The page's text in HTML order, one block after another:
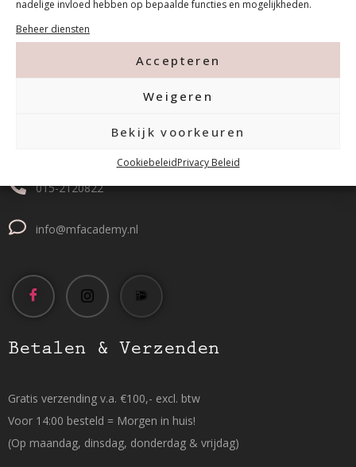
nadelige invloed hebben op bepaalde functies en mogelijkheden.
Beheer diensten
Accepteren
Weigeren
Bekijk voorkeuren
CookiebeleidPrivacy Beleid
015-2120822
info@mfacademy.nl
Betalen & Verzenden
Gratis verzending v.a. €100,- excl. btw
Voor 14:00 besteld = Morgen in huis!
(Op maandag, dinsdag, donderdag & vrijdag)